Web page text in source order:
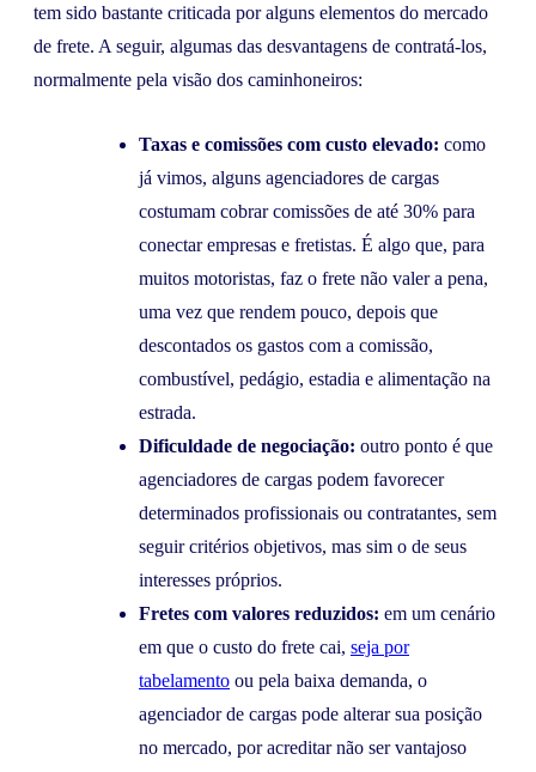
tem sido bastante criticada por alguns elementos do mercado
de frete. A seguir, algumas das desvantagens de contratá-los,
normalmente pela visão dos caminhoneiros:
Taxas e comissões com custo elevado: como
já vimos, alguns agenciadores de cargas
costumam cobrar comissões de até 30% para
conectar empresas e fretistas. É algo que, para
muitos motoristas, faz o frete não valer a pena,
uma vez que rendem pouco, depois que
descontados os gastos com a comissão,
combustível, pedágio, estadia e alimentação na
estrada.
Dificuldade de negociação: outro ponto é que
agenciadores de cargas podem favorecer
determinados profissionais ou contratantes, sem
seguir critérios objetivos, mas sim o de seus
interesses próprios.
Fretes com valores reduzidos: em um cenário
em que o custo do frete cai, seja por
tabelamento ou pela baixa demanda, o
agenciador de cargas pode alterar sua posição
no mercado, por acreditar não ser vantajoso